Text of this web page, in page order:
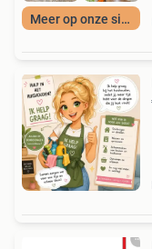
Meer op onze site